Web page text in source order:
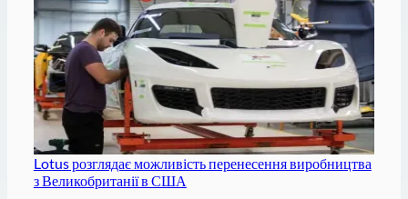
Lotus розглядає можливість перенесення виробництва
з Великобританії в США